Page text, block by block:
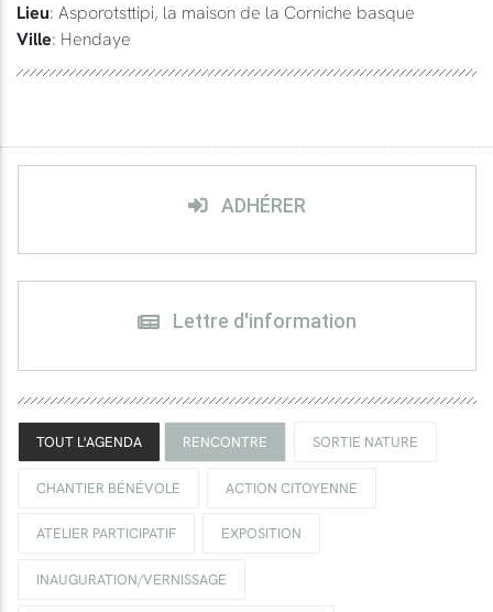
Lieu: Asporotsttipi, la maison de la Corniche basque
Ville: Hendaye
ADHÉRER
Lettre d'information
TOUT L'AGENDA RENCONTRE SORTIE NATURE
CHANTIER BÉNÉVOLE ACTION CITOYENNE
ATELIER PARTICIPATIF EXPOSITION
INAUGURATION/VERNISSAGE